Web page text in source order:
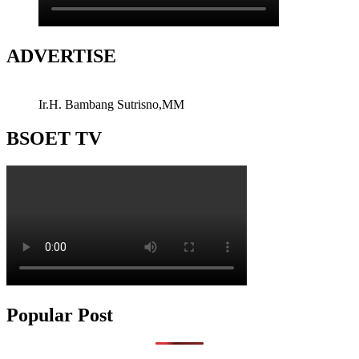
ADVERTISE
Ir.H. Bambang Sutrisno,MM
BSOET TV
Popular Post